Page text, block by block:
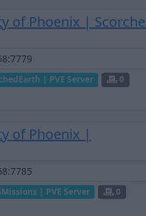
of Phoenix |
| PVE Server
0
of Phoenix |
| PVE Server
0